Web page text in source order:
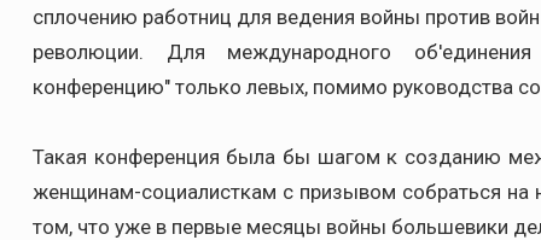
сплочению работниц для ведения войны против
революции. Для международного
конференцию" только левых, помимо руководства
Такая конференция была бы шагом к созданию
женщинам-социалисткам с призывом собраться на
том, что уже в первые месяцы войны большевики